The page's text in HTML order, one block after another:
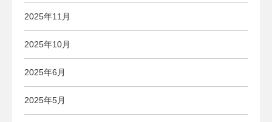
2025年11月
2025年10月
2025年6月
2025年5月